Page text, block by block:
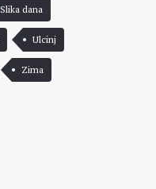
Slika dana
Ulcinj
Zima